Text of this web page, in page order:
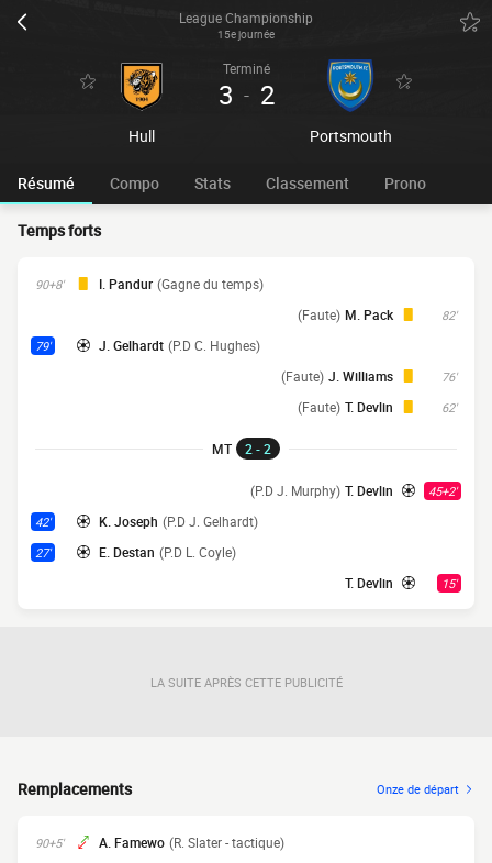
League Championship
15e journée
Hull
Terminé
3 - 2
Portsmouth
Résumé Compo Stats Classement Prono
Temps forts
90+8' I. Pandur (Gagne du temps)
82'
M. Pack
(Faute)
79' J. Gelhardt (P.D C. Hughes)
76'
J. Williams
(Faute)
62'
T. Devlin
(Faute)
MT 2 - 2
45+2'
T. Devlin
(P.D J. Murphy)
42' K. Joseph (P.D J. Gelhardt)
27' E. Destan (P.D L. Coyle)
15'
T. Devlin
LA SUITE APRÈS CETTE PUBLICITÉ
Remplacements Onze de départ
90+5' A. Famewo (R. Slater - tactique)